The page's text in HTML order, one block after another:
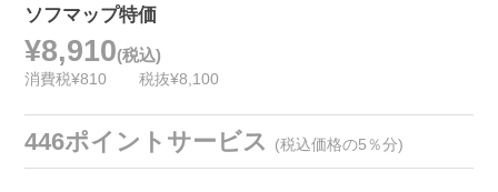
ソフマップ特価
¥8,910(税込)
消費税¥810 税抜¥8,100
446ポイントサービス (税込価格の5％分)